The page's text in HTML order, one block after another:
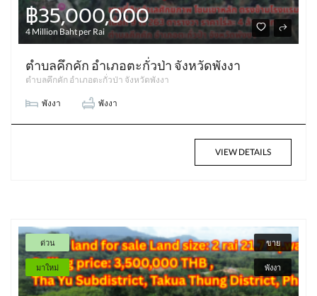
฿35,000,000
4 Million Baht per Rai
ตำบลคึกคัก อำเภอตะกั่วป่า จังหวัดพังงา
ตำบลคึกคัก อำเภอตะกั่วป่า จังหวัดพังงา
พังงา พังงา
VIEW DETAILS
ด่วน
มาใหม่
ขาย
พังงา